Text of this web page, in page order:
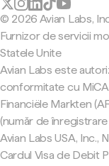
© 2026 Avian Labs,
Furnizor de servicii
Statele Unite
Avian Labs este
conformitate cu
Financiële Markten
(număr de
Avian Labs USA, Inc.,
Cardul Visa de Debit